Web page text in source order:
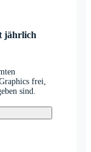
jährlich
frei,
sind.